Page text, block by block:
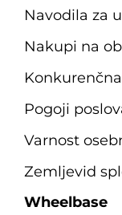
Navodila za
Nakupi na
Pogoji
Varnost
Zemljevid
Wheelbase